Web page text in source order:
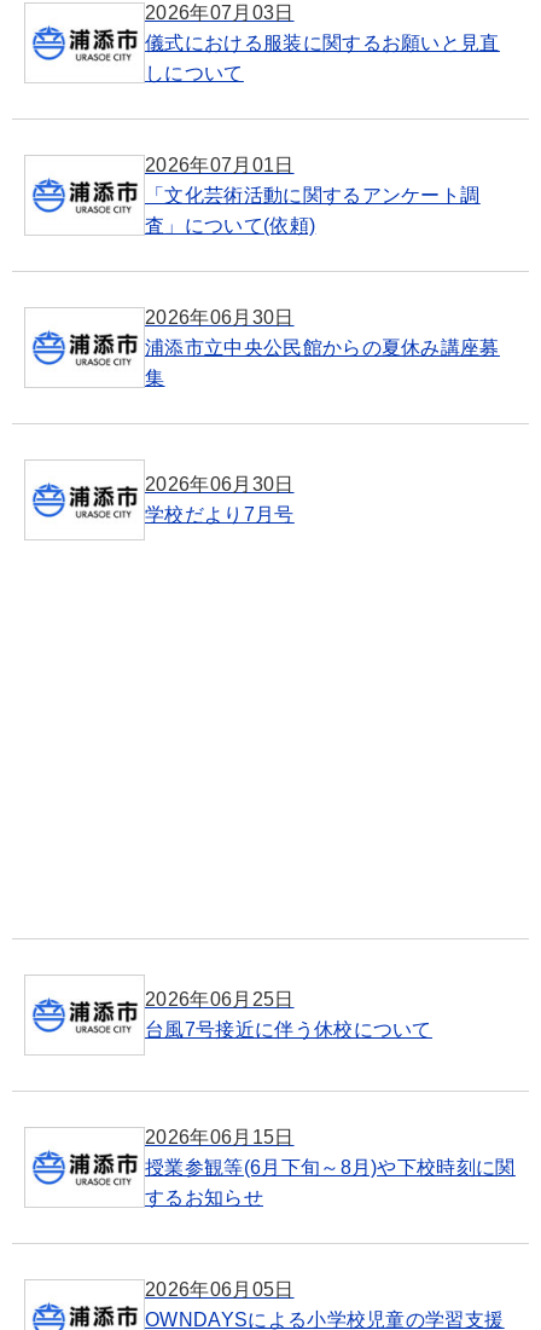
2026年07月03日
儀式における服装に関するお願いと見直
しについて
2026年07月01日
「文化芸術活動に関するアンケート調
査」について(依頼)
2026年06月30日
浦添市立中央公民館からの夏休み講座募
集
2026年06月30日
学校だより7月号
2026年06月25日
台風7号接近に伴う休校について
2026年06月15日
授業参観等(6月下旬～8月)や下校時刻に関
するお知らせ
2026年06月05日
OWNDAYSによる小学校児童の学習支援